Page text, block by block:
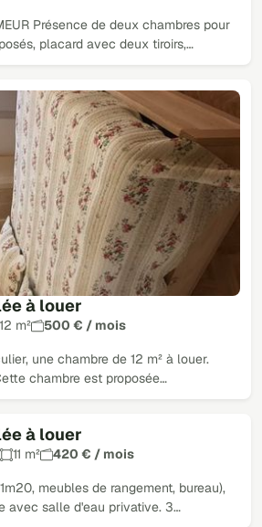
Présence de deux chambres pour
placard avec deux tiroirs,…
à louer
12 m² 500 € / mois
une chambre de 12 m² à louer.
chambre est proposée…
à louer
11 m² 420 € / mois
meubles de rangement, bureau),
avec salle d'eau privative. 3…